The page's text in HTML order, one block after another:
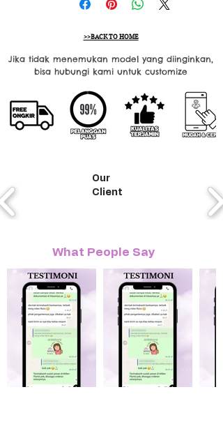
>>BACK TO HOME
Jika tidak menemukan model yang diinginkan,
bisa hubungi kami untuk customize
Our
Client
What People Say